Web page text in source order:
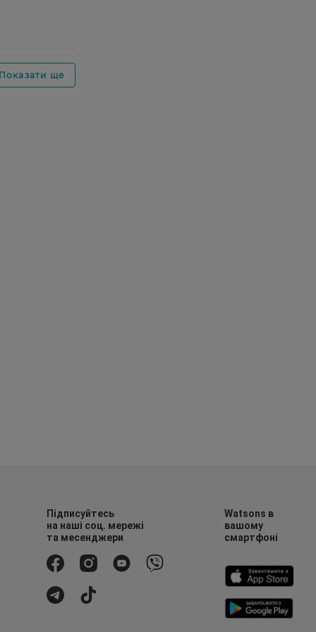
Показати ще
Підписуйтесь
на наші соц. мережі
та месенджери
Watsons в
вашому
смартфоні